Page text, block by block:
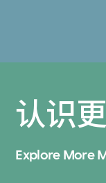
认识
Explore More